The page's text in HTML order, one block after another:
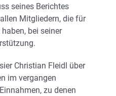
seines Berichtes
Mitgliedern, die für
bei seiner
Christian Fleidl über
im vergangen
zu denen